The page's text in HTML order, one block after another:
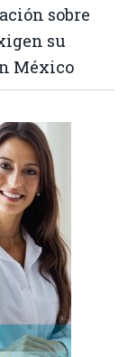
sobre
su
México